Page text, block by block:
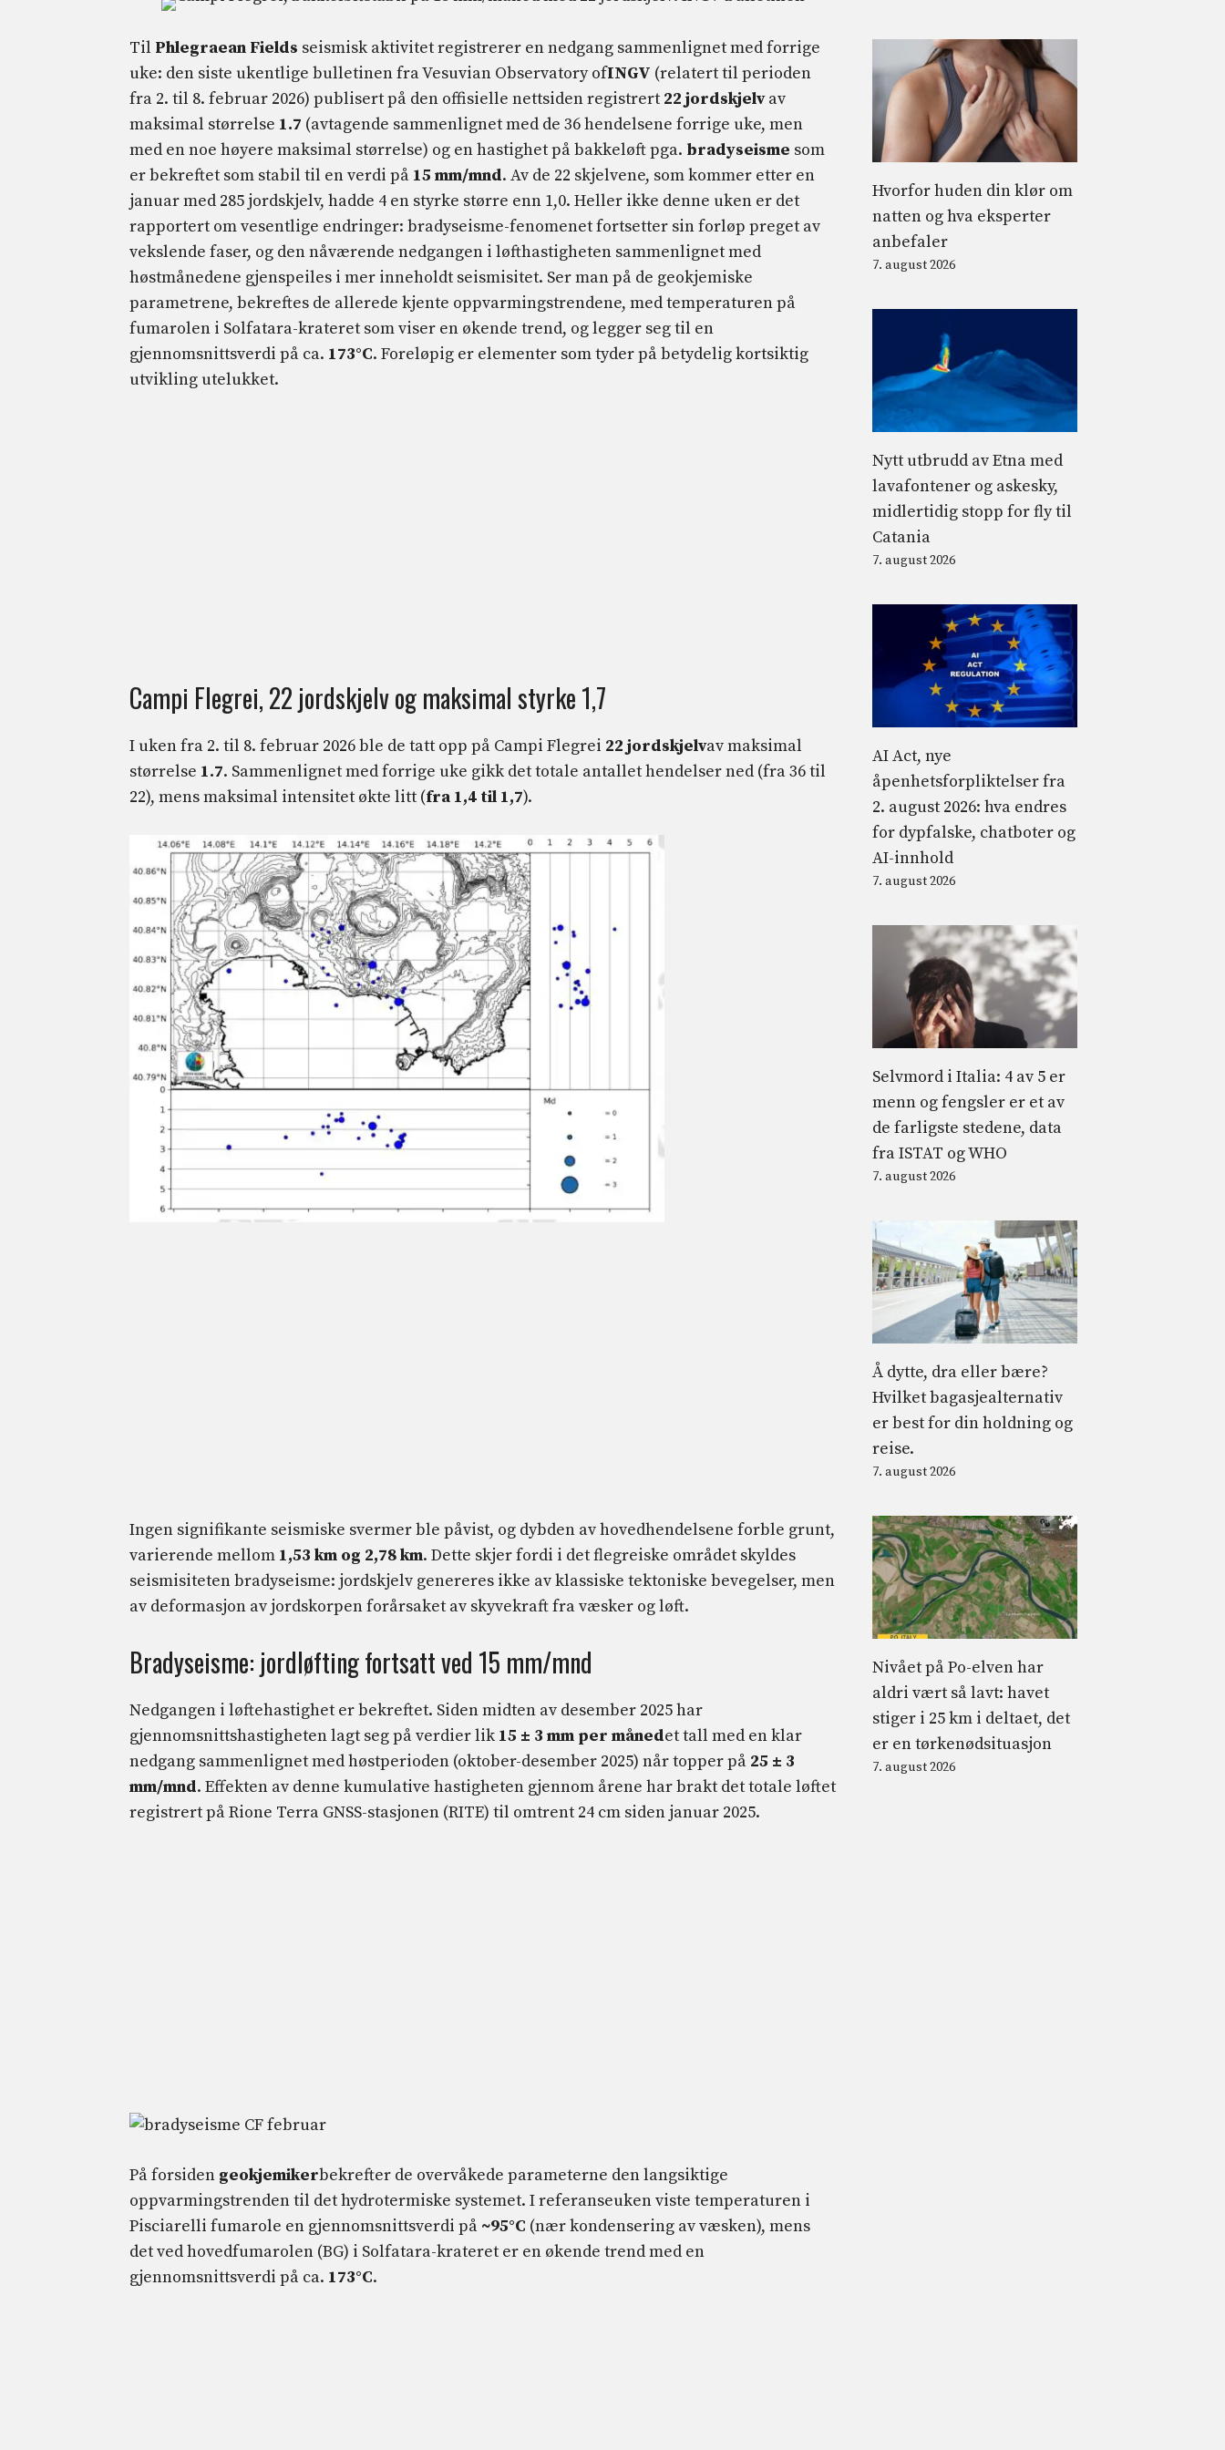
Til Phlegraean Fields seismisk aktivitet registrerer en nedgang sammenlignet med forrige
uke: den siste ukentlige bulletinen fra Vesuvian Observatory ofINGV (relatert til perioden
fra 2. til 8. februar 2026) publisert på den offisielle nettsiden registrert 22 jordskjelvav
maksimal størrelse 1.7 (avtagende sammenlignet med de 36 hendelsene forrige uke, men
med en noe høyere maksimal størrelse) og en hastighet på bakkeløft pga. bradyseisme som
er bekreftet som stabil til en verdi på 15 mm/mnd. Av de 22 skjelvene, som kommer etter en
januar med 285 jordskjelv, hadde 4 en styrke større enn 1,0. Heller ikke denne uken er det
rapportert om vesentlige endringer: bradyseisme-fenomenet fortsetter sin forløp preget av
vekslende faser, og den nåværende nedgangen i løfthastigheten sammenlignet med
høstmånedene gjenspeiles i mer inneholdt seismisitet. Ser man på de geokjemiske
parametrene, bekreftes de allerede kjente oppvarmingstrendene, med temperaturen på
fumarolen i Solfatara-krateret som viser en økende trend, og legger seg til en
gjennomsnittsverdi på ca. 173°C. Foreløpig er elementer som tyder på betydelig kortsiktig
utvikling utelukket.
Campi Flegrei, 22 jordskjelv og maksimal styrke 1,7
I uken fra 2. til 8. februar 2026 ble de tatt opp på Campi Flegrei 22 jordskjelvav maksimal
størrelse 1.7. Sammenlignet med forrige uke gikk det totale antallet hendelser ned (fra 36 til
22), mens maksimal intensitet økte litt (fra 1,4 til 1,7).
Ingen signifikante seismiske svermer ble påvist, og dybden av hovedhendelsene forble grunt,
varierende mellom 1,53 km og 2,78 km. Dette skjer fordi i det flegreiske området skyldes
seismisiteten bradyseisme: jordskjelv genereres ikke av klassiske tektoniske bevegelser, men
av deformasjon av jordskorpen forårsaket av skyvekraft fra væsker og løft.
Bradyseisme: jordløfting fortsatt ved 15 mm/mnd
Nedgangen i løftehastighet er bekreftet. Siden midten av desember 2025 har
gjennomsnittshastigheten lagt seg på verdier lik 15 ± 3 mm per månedet tall med en klar
nedgang sammenlignet med høstperioden (oktober-desember 2025) når topper på 25 ± 3
mm/mnd. Effekten av denne kumulative hastigheten gjennom årene har brakt det totale løftet
registrert på Rione Terra GNSS-stasjonen (RITE) til omtrent 24 cm siden januar 2025.
På forsiden geokjemikerbekrefter de overvåkede parameterne den langsiktige
oppvarmingstrenden til det hydrotermiske systemet. I referanseuken viste temperaturen i
Pisciarelli fumarole en gjennomsnittsverdi på ~95°C (nær kondensering av væsken), mens
det ved hovedfumarolen (BG) i Solfatara-krateret er en økende trend med en
gjennomsnittsverdi på ca. 173°C.
Hvorfor huden din klør om
natten og hva eksperter
anbefaler
7. august 2026
Nytt utbrudd av Etna med
lavafontener og askesky,
midlertidig stopp for fly til
Catania
7. august 2026
AI Act, nye
åpenhetsforpliktelser fra
2. august 2026: hva endres
for dypfalske, chatboter og
AI-innhold
7. august 2026
Selvmord i Italia: 4 av 5 er
menn og fengsler er et av
de farligste stedene, data
fra ISTAT og WHO
7. august 2026
Å dytte, dra eller bære?
Hvilket bagasjealternativ
er best for din holdning og
reise.
7. august 2026
Nivået på Po-elven har
aldri vært så lavt: havet
stiger i 25 km i deltaet, det
er en tørkenødsituasjon
7. august 2026